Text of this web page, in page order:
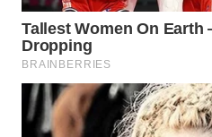
WN
MAJALENGKA
WN
SUBANG